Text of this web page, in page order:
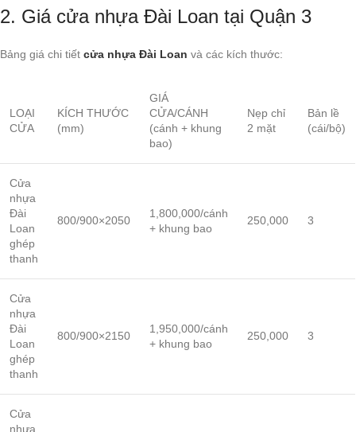
2. Giá cửa nhựa Đài Loan tại Quận 3
Bảng giá chi tiết cửa nhựa Đài Loan và các kích thước:
LOẠI
CỬA
KÍCH THƯỚC
(mm)
GIÁ
CỬA/CÁNH
(cánh + khung
bao)
Nẹp chỉ
2 mặt
Bản lề
(cái/bộ)
Cửa
nhựa
Đài
Loan
ghép
thanh
800/900×2050
1,800,000/cánh
+ khung bao
250,000 3
Cửa
nhựa
Đài
Loan
ghép
thanh
800/900×2150
1,950,000/cánh
+ khung bao
250,000 3
Cửa
nhựa